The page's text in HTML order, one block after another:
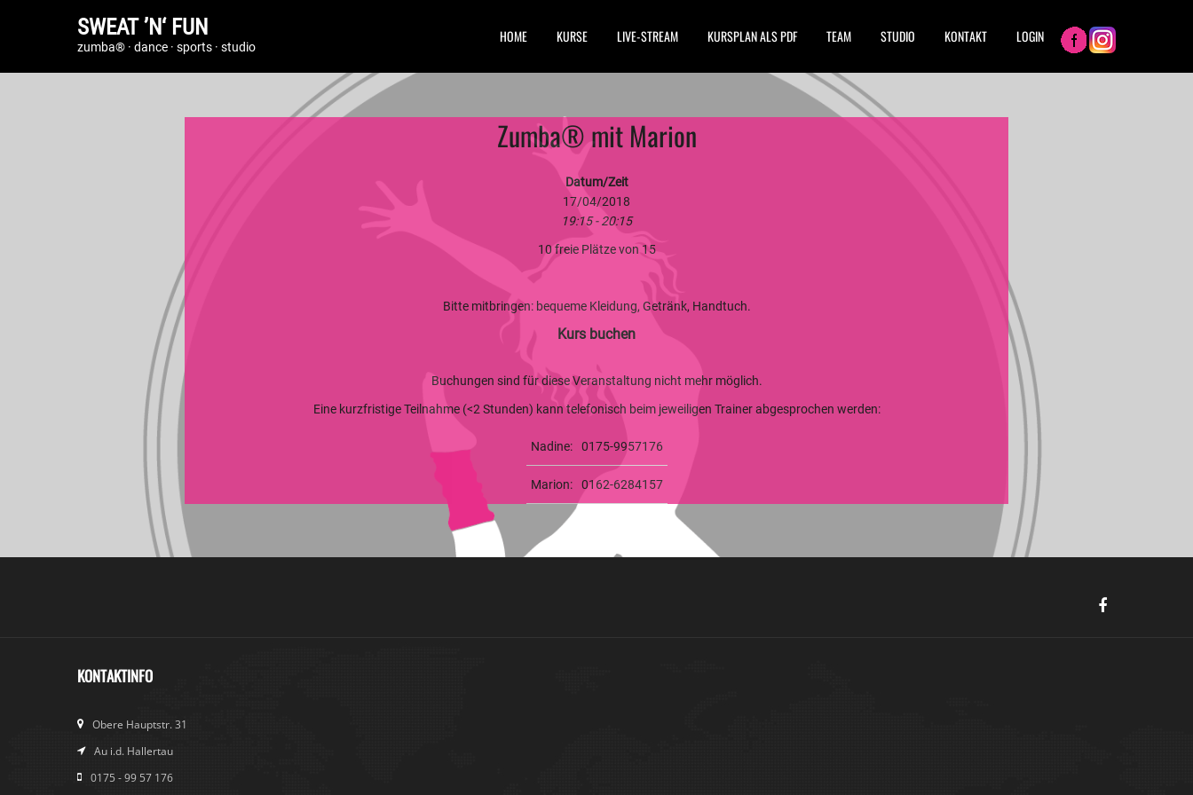
SWEAT ’N‘ FUN
zumba® · dance · sports · studio
HOME KURSE LIVE-STREAM KURSPLAN ALS PDF TEAM STUDIO KONTAKT LOGIN
Zumba® mit Marion
Datum/Zeit
17/04/2018
19:15 - 20:15
10 freie Plätze von 15
Bitte mitbringen: bequeme Kleidung, Getränk, Handtuch.
Kurs buchen
Buchungen sind für diese Veranstaltung nicht mehr möglich.
Eine kurzfristige Teilnahme (<2 Stunden) kann telefonisch beim jeweiligen Trainer abgesprochen werden:
Nadine: 0175-9957176
Marion: 0162-6284157
KONTAKTINFO
Obere Hauptstr. 31
Au i.d. Hallertau
0175 - 99 57 176